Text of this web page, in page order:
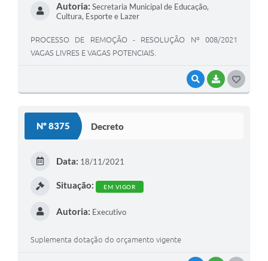
VISUALIZAR
BAIXAR
Autoria: Secretaria Municipal de Educação,
Cultura, Esporte e Lazer
PROCESSO DE REMOÇÃO - RESOLUÇÃO Nº 008/2021
VAGAS LIVRES E VAGAS POTENCIAIS.
Nº 8375 Decreto
Data: 18/11/2021
Situação: EM VIGOR
Autoria: Executivo
Suplementa dotação do orçamento vigente